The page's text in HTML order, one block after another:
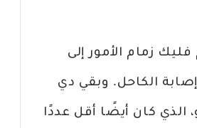
زمام الأمور إلى
الكاحل. وبقي دي
الذي كان أيضًا أقل عددًا